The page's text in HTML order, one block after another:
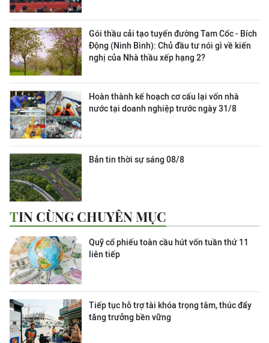
Gói thầu cải tạo tuyến đường Tam Cốc - Bích
Động (Ninh Bình): Chủ đầu tư nói gì về kiến
nghị của Nhà thầu xếp hạng 2?
Hoàn thành kế hoạch cơ cấu lại vốn nhà
nước tại doanh nghiệp trước ngày 31/8
Bản tin thời sự sáng 08/8
TIN CÙNG CHUYÊN MỤC
Quỹ cổ phiếu toàn cầu hút vốn tuần thứ 11
liên tiếp
Tiếp tục hỗ trợ tài khóa trọng tâm, thúc đẩy
tăng trưởng bền vững